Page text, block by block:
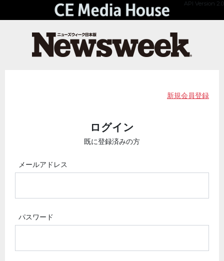
API Version 2.0
新規会員登録
ログイン
既に登録済みの方
メールアドレス
パスワード